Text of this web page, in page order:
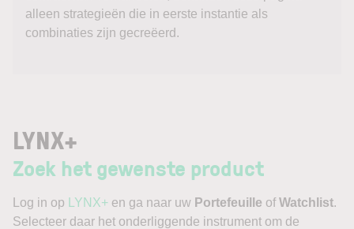
alleen strategieën die in eerste instantie als
combinaties zijn gecreëerd.
LYNX+
Zoek het gewenste product
Log in op LYNX+ en ga naar uw Portefeuille ofWatchlist.
Selecteer daar het onderliggende instrument om de